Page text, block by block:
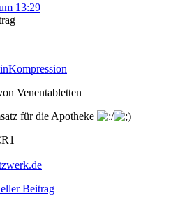
13:29
Venentabletten
für die Apotheke
Beitrag